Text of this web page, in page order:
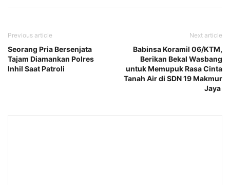
Previous article
Seorang Pria Bersenjata
Tajam Diamankan Polres
Inhil Saat Patroli
Next article
Babinsa Koramil 06/KTM,
Berikan Bekal Wasbang
untuk Memupuk Rasa Cinta
Tanah Air di SDN 19 Makmur
Jaya